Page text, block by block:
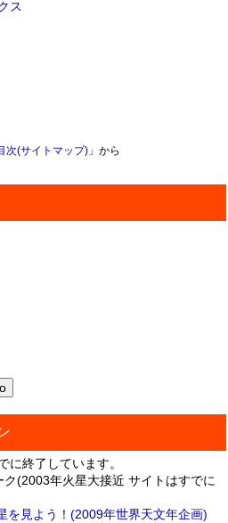
ス
次(サイトマップ)」から
終了しています。
(2003年火星大接近 サイトはすでに
を見よう！(2009年世界天文年企画)